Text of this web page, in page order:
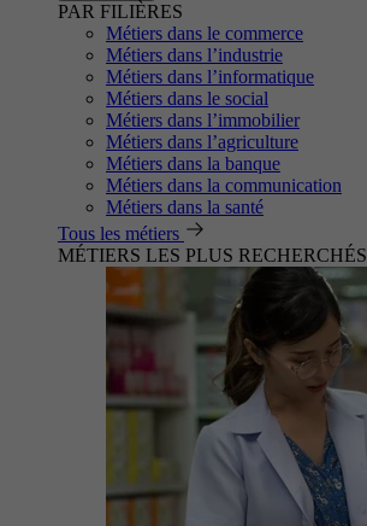
PAR FILIÈRES
Métiers dans le commerce
Métiers dans l’industrie
Métiers dans l’informatique
Métiers dans le social
Métiers dans l’immobilier
Métiers dans l’agriculture
Métiers dans la banque
Métiers dans la communication
Métiers dans la santé
Tous les métiers
MÉTIERS LES PLUS RECHERCHÉS